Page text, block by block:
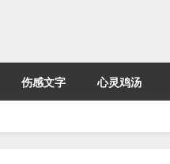
伤感文字 心灵鸡汤